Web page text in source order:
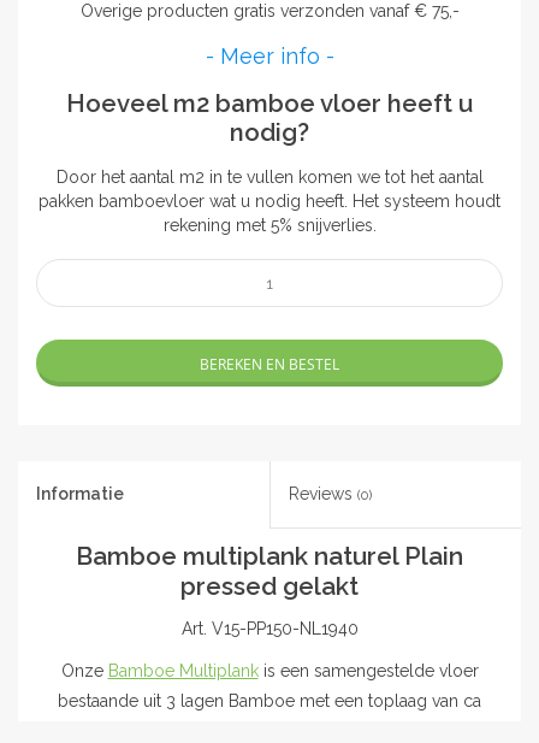
Overige producten gratis verzonden vanaf € 75,-
- Meer info -
Hoeveel m2 bamboe vloer heeft u
nodig?
Door het aantal m2 in te vullen komen we tot het aantal
pakken bamboevloer wat u nodig heeft. Het systeem houdt
rekening met 5% snijverlies.
BEREKEN EN BESTEL
Informatie Reviews (0)
Bamboe multiplank naturel Plain
pressed gelakt
Art. V15-PP150-NL1940
Onze Bamboe Multiplankis een samengestelde vloer
bestaande uit 3 lagen Bamboe met een toplaag van ca